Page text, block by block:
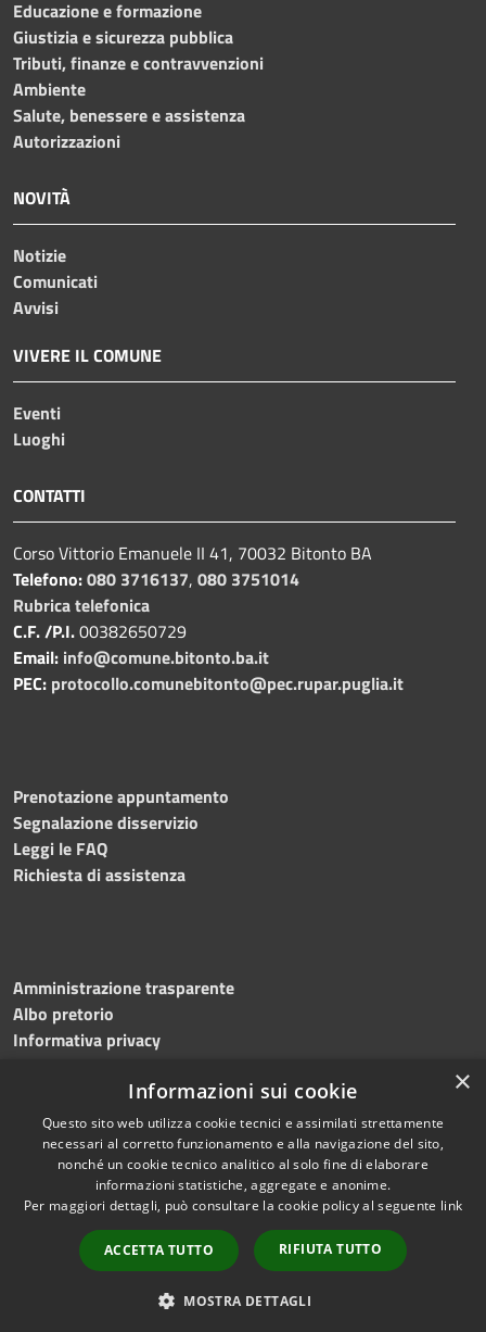
Educazione e formazione
Giustizia e sicurezza pubblica
Tributi, finanze e contravvenzioni
Ambiente
Salute, benessere e assistenza
Autorizzazioni
NOVITÀ
Notizie
Comunicati
Avvisi
VIVERE IL COMUNE
Eventi
Luoghi
CONTATTI
Corso Vittorio Emanuele II 41, 70032 Bitonto BA
Telefono:080 3716137, 080 3751014
Rubrica telefonica
C.F. /P.I.00382650729
Email: info@comune.bitonto.ba.it
PEC: protocollo.comunebitonto@pec.rupar.puglia.it
Prenotazione appuntamento
Segnalazione disservizio
Leggi le FAQ
Richiesta di assistenza
Amministrazione trasparente
Albo pretorio
Informativa privacy
Dichiarazione di accessibilità Meccanismo di feedback
RSS
Accessibilità
Copyright © 2026 • Comune di
Bitonto • Powered by
Municipium•
Accesso
redazione
×
Informazioni sui cookie
Questo sito web utilizza cookie tecnici e assimilati strettamente
necessari al corretto funzionamento e alla navigazione del sito,
nonché un cookie tecnico analitico al solo fine di elaborare
informazioni statistiche, aggregate e anonime.
Per maggiori dettagli, può consultare la cookie policy al seguente link
ACCETTA TUTTO RIFIUTA TUTTO
MOSTRA DETTAGLI